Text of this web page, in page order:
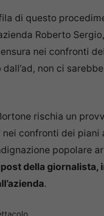
di questo
Roberto
nei confronti
non ci
rischia un
nei confronti dei
popolare
post della giornalista,
.